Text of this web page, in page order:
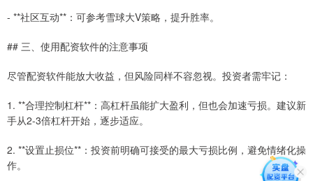
- **社区互动**：可参考雪球大V策略，提升胜率。
## 三、使用配资软件的注意事项
尽管配资软件能放大收益，但风险同样不容忽视。投资者需牢记：
1. **合理控制杠杆**：高杠杆虽能扩大盈利，但也会加速亏损。建议新
手从2-3倍杠杆开始，逐步适应。
2. **设置止损位**：投资前明确可接受的最大亏损比例，避免情绪化操
作。